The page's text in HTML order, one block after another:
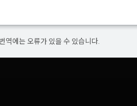
역에는 오류가 있을 수 있습니다.